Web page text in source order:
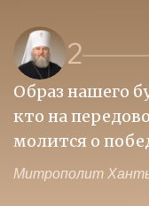
2
Образ нашего
кто на
молится о
Митрополит